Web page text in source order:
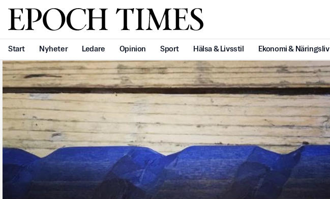
Svenska Epoch Times
Start Nyheter Ledare Opinion Sport Hälsa & Livsstil Ekonomi & Näringsliv